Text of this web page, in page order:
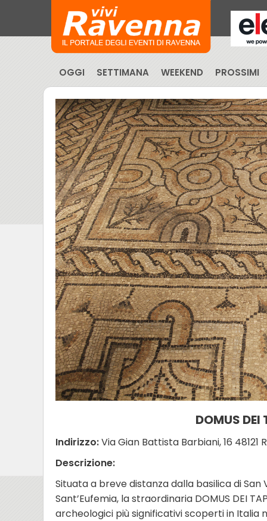
OGGI SETTIMANA WEEKEND PROSSIMI
DOMUS DEI
Indirizzo:Via Gian Battista Barbiani, 16 48121
Descrizione:
Situata a breve distanza dalla basilica di
Sant’Eufemia, la straordinaria DOMUS DEI
archeologici più significativi scoperti in Italia